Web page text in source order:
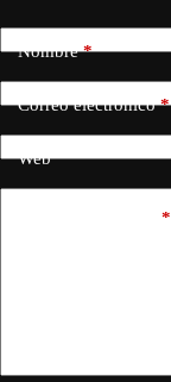
Nombre*
Correo electrónico*
Web
*